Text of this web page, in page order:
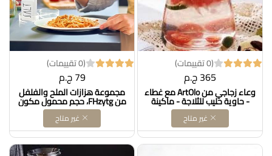
(0 تقييمات)
365 ج.م
وعاء زجاجي من ArtOlo مع غطاء
- حاوية حليب للثلاجة - ماكينة
تحضير القهوة الساخنة والباردة -
إبريق مياه منقوع - إبريق عصير
وشاي مثلج وأدوات تقديم
مشروبات أخرى، 40 أونصة
سائلة.Dollars for imporT كود
غير متاح
(0 تقييمات)
79 ج.م
مجموعة هزازات الملح والفلفل
من FHzytg، حجم محمول مكون
من قطعتين، مجموعة مطحنة
الملح والفلفل، تتبيل مثل أواني
الملح والفلفل والسكر أو للمطبخ
أو الشواء أو التخييم أو المطعم
أو طاولة الطعام Dollars for
غير متاح